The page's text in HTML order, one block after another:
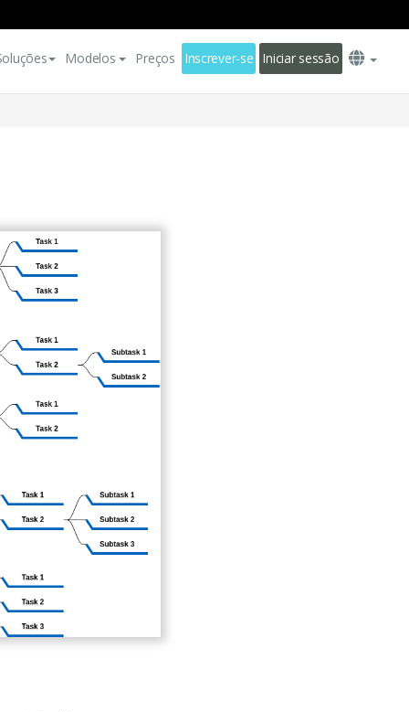
Modelos Preços Inscrever-se Iniciar sessão